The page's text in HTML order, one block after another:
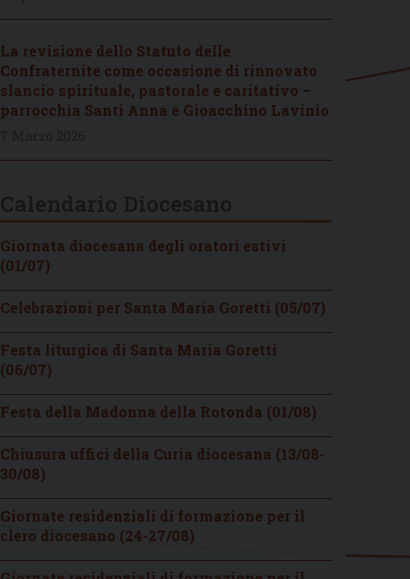
La revisione dello Statuto delle
Confraternite come occasione di rinnovato
slancio spirituale, pastorale e caritativo –
parrocchia Santi Anna e Gioacchino Lavinio
Giornata diocesana degli oratori estivi
(01/07)
Celebrazioni per Santa Maria Goretti (05/07)
Festa liturgica di Santa Maria Goretti
(06/07)
Festa della Madonna della Rotonda (01/08)
Chiusura uffici della Curia diocesana (13/08-
30/08)
Giornate residenziali di formazione per il
clero diocesano (24-27/08)